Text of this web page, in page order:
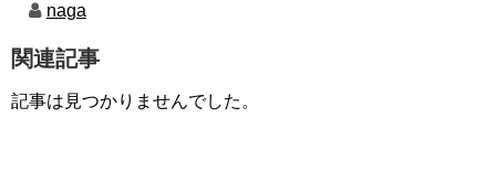
naga
関連記事
記事は見つかりませんでした。